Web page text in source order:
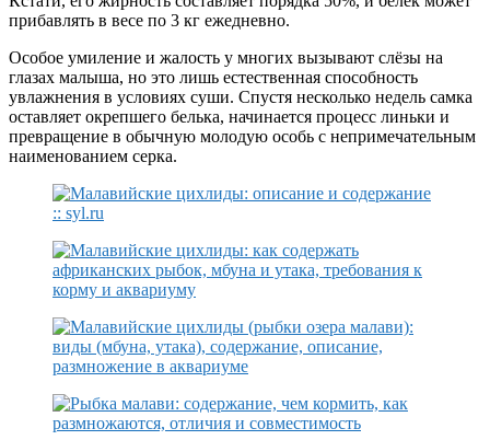
прибавлять в весе по 3 кг ежедневно.
Особое умиление и жалость у многих вызывают слёзы на
глазах малыша, но это лишь естественная способность
увлажнения в условиях суши. Спустя несколько недель самка
оставляет окрепшего белька, начинается процесс линьки и
превращение в обычную молодую особь с непримечательным
наименованием серка.